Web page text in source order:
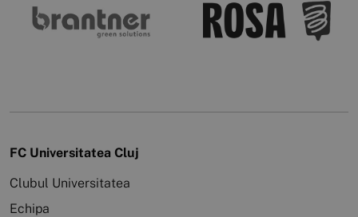
FC Universitatea Cluj
Clubul Universitatea
Echipa